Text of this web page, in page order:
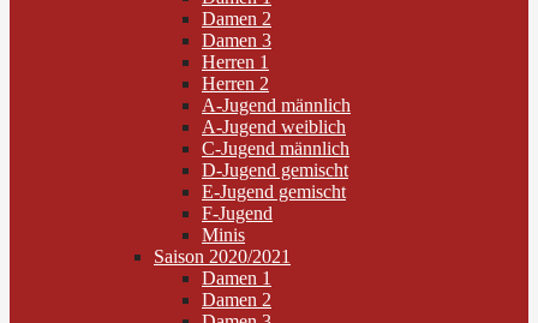
Damen 2
Damen 3
Herren 1
Herren 2
A-Jugend männlich
A-Jugend weiblich
C-Jugend männlich
D-Jugend gemischt
E-Jugend gemischt
F-Jugend
Minis
Saison 2020/2021
Damen 1
Damen 2